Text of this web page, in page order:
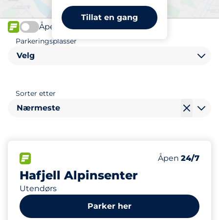
Tillat en gang
FLOW
Åpen
Parkeringsplasser
Velg
Sorter etter
Nærmeste
Hafjell Alpinsenter
Utendørs
Antall
750
Ladeplasser
7
Lørdag
Åpen 24/7
Parker her